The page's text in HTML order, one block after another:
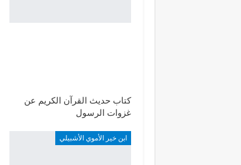
كتاب حديث القرآن الكريم عن
غزوات الرسول
ابن خير الأموي الأشبيلي